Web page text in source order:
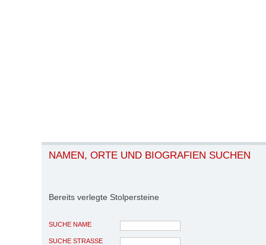
NAMEN, ORTE UND BIOGRAFIEN SUCHEN
Bereits verlegte Stolpersteine
SUCHE NAME
SUCHE STRASSE